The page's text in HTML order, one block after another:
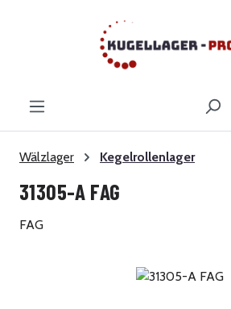
Zum Hauptinhalt springen
Wälzlager Kegelrollenlager
31305-A FAG
FAG
Bildergalerie überspringen